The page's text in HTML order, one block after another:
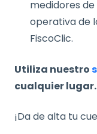
medidores
operativa de
FiscoClic.
Utiliza nuestro
cualquier lugar.
¡Da de alta tu